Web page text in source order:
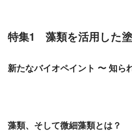
特集1　藻類を活用した
新たなバイオペイント 〜 知ら
藻類、そして微細藻類とは？